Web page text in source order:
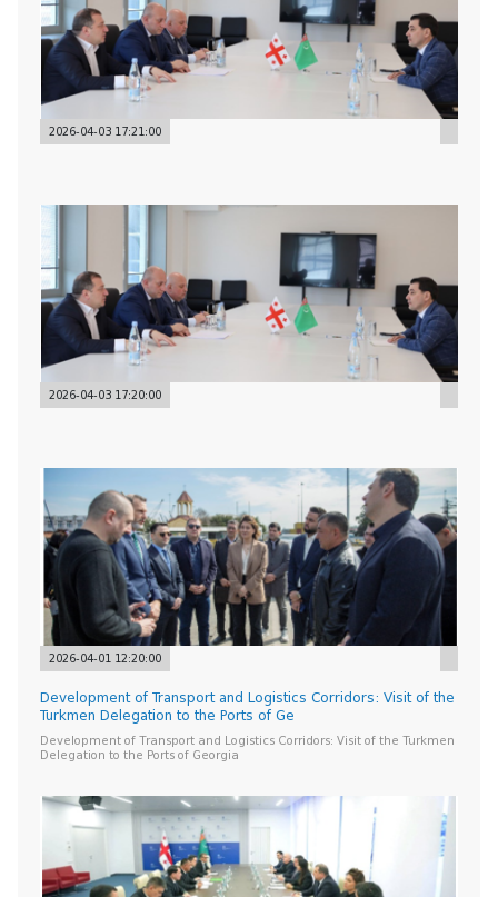
2026-04-03 17:21:00
2026-04-03 17:20:00
2026-04-01 12:20:00
Development of Transport and Logistics Corridors: Visit of the
Turkmen Delegation to the Ports of Ge
Development of Transport and Logistics Corridors: Visit of the Turkmen
Delegation to the Ports of Georgia